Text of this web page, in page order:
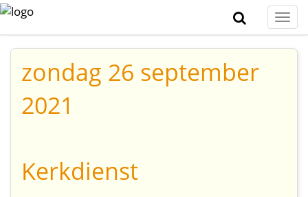
zondag 26 september
2021
Kerkdienst